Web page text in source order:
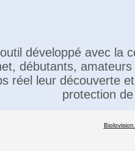
développé avec la
débutants,
réel leur découverte
protection
Biolovision